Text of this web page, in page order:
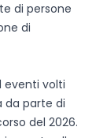
di persone
di
eventi volti
da parte di
del 2026.